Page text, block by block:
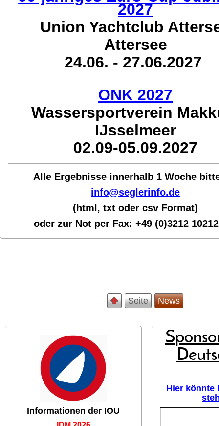
2027
Union Yachtclub
Attersee
24.06. - 27.06.2027
ONK 2027
Wassersportverein
IJsselmeer
02.09-05.09.2027
Alle Ergebnisse innerhalb 1 Woche bit
info@seglerinfo.de
(html, txt oder csv Format)
oder zur Not per Fax:+49 (0)3212
Seite News
Informationen der IOU
Hier könnte